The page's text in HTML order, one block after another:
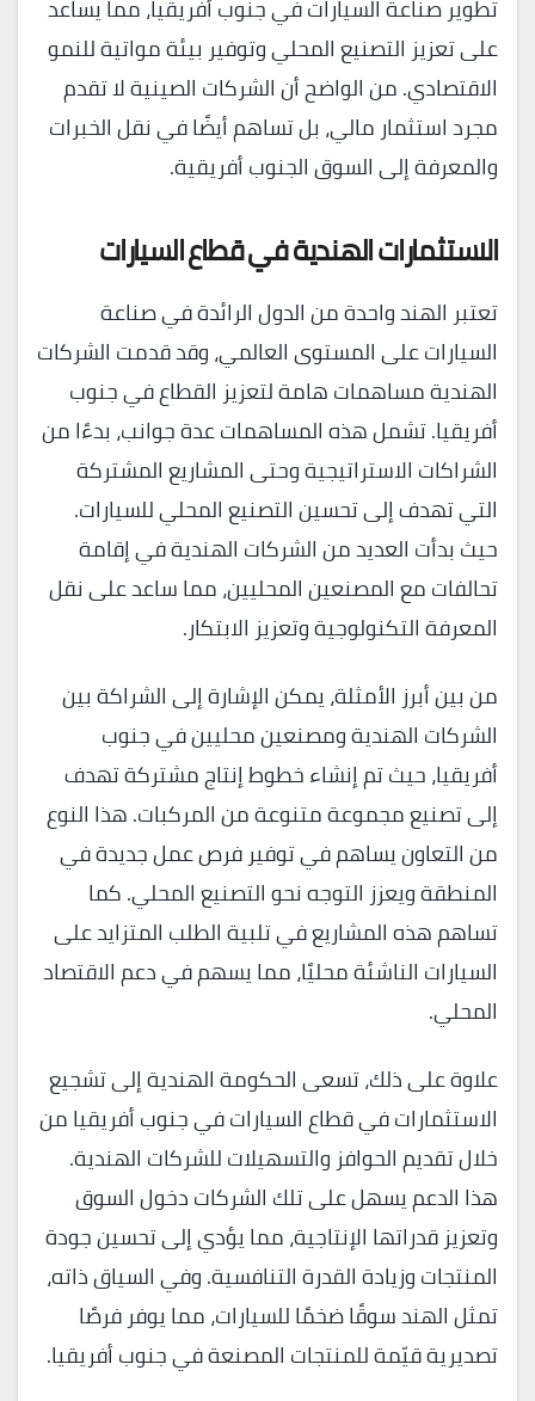
تطوير صناعة السيارات في جنوب أفريقيا، مما يساعد
على تعزيز التصنيع المحلي وتوفير بيئة مواتية للنمو
الاقتصادي. من الواضح أن الشركات الصينية لا تقدم
مجرد استثمار مالي، بل تساهم أيضًا في نقل الخبرات
والمعرفة إلى السوق الجنوب أفريقية.
الاستثمارات الهندية في قطاع السيارات
تعتبر الهند واحدة من الدول الرائدة في صناعة
السيارات على المستوى العالمي، وقد قدمت الشركات
الهندية مساهمات هامة لتعزيز القطاع في جنوب
أفريقيا. تشمل هذه المساهمات عدة جوانب، بدءًا من
الشراكات الاستراتيجية وحتى المشاريع المشتركة
التي تهدف إلى تحسين التصنيع المحلي للسيارات.
حيث بدأت العديد من الشركات الهندية في إقامة
تحالفات مع المصنعين المحليين، مما ساعد على نقل
المعرفة التكنولوجية وتعزيز الابتكار.
من بين أبرز الأمثلة، يمكن الإشارة إلى الشراكة بين
الشركات الهندية ومصنعين محليين في جنوب
أفريقيا، حيث تم إنشاء خطوط إنتاج مشتركة تهدف
إلى تصنيع مجموعة متنوعة من المركبات. هذا النوع
من التعاون يساهم في توفير فرص عمل جديدة في
المنطقة ويعزز التوجه نحو التصنيع المحلي. كما
تساهم هذه المشاريع في تلبية الطلب المتزايد على
السيارات الناشئة محليًا، مما يسهم في دعم الاقتصاد
المحلي.
علاوة على ذلك، تسعى الحكومة الهندية إلى تشجيع
الاستثمارات في قطاع السيارات في جنوب أفريقيا من
خلال تقديم الحوافز والتسهيلات للشركات الهندية.
هذا الدعم يسهل على تلك الشركات دخول السوق
وتعزيز قدراتها الإنتاجية، مما يؤدي إلى تحسين جودة
المنتجات وزيادة القدرة التنافسية. وفي السياق ذاته،
تمثل الهند سوقًا ضخمًا للسيارات، مما يوفر فرصًا
تصديرية قيّمة للمنتجات المصنعة في جنوب أفريقيا.